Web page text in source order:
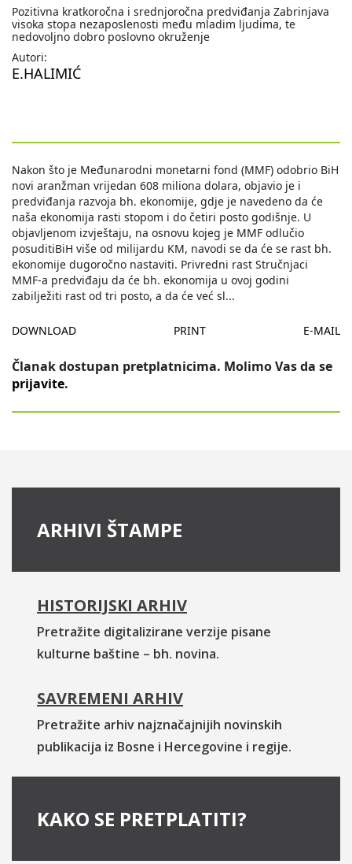
Pozitivna kratkoročna i srednjoročna predviđanja Zabrinjava
visoka stopa nezaposlenosti među mladim ljudima, te
nedovoljno dobro poslovno okruženje
Autori:
E.HALIMIĆ
Nakon što je Međunarodni monetarni fond (MMF) odobrio BiH
novi aranžman vrijedan 608 miliona dolara, objavio je i
predviđanja razvoja bh. ekonomije, gdje je navedeno da će
naša ekonomija rasti stopom i do četiri posto godišnje. U
objavljenom izvještaju, na osnovu kojeg je MMF odlučio
posuditiBiH više od milijardu KM, navodi se da će se rast bh.
ekonomije dugoročno nastaviti. Privredni rast Stručnjaci
MMF-a predviđaju da će bh. ekonomija u ovoj godini
zabilježiti rast od tri posto, a da će već sl...
DOWNLOAD PRINT E-MAIL
Članak dostupan pretplatnicima. Molimo Vas da se
prijavite.
ARHIVI ŠTAMPE
HISTORIJSKI ARHIV
Pretražite digitalizirane verzije pisane
kulturne baštine – bh. novina.
SAVREMENI ARHIV
Pretražite arhiv najznačajnijih novinskih
publikacija iz Bosne i Hercegovine i regije.
KAKO SE PRETPLATITI?